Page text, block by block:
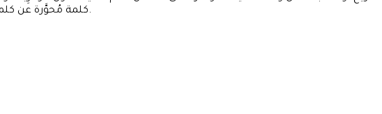
كلمة مُحوَّرة عن كلمة أزِيْلا قام بها العرب.